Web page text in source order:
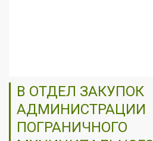
В ОТДЕЛ ЗАКУПОК
АДМИНИСТРАЦИИ
ПОГРАНИЧНОГО